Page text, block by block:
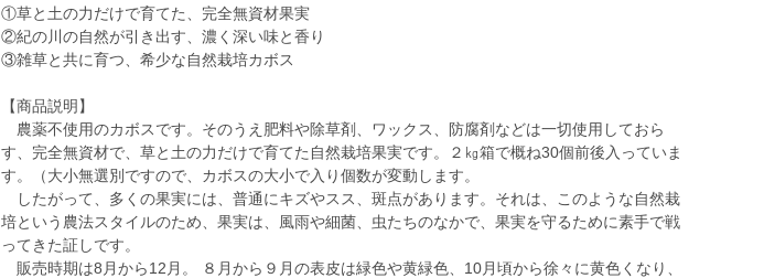
①草と土の力だけで育てた、完全無資材果実
②紀の川の自然が引き出す、濃く深い味と香り
③雑草と共に育つ、希少な自然栽培カボス
【商品説明】
農薬不使用のカボスです。そのうえ肥料や除草剤、ワックス、防腐剤などは一切使用しておら
す、完全無資材で、草と土の力だけで育てた自然栽培果実です。２㎏箱で概ね30個前後入っていま
す。（大小無選別ですので、カボスの大小で入り個数が変動します。
したがって、多くの果実には、普通にキズやスス、斑点があります。それは、このような自然栽
培という農法スタイルのため、果実は、風雨や細菌、虫たちのなかで、果実を守るために素手で戦
ってきた証しです。
販売時期は8月から12月。 ８月から９月の表皮は緑色や黄緑色、10月頃から徐々に黄色くなり、